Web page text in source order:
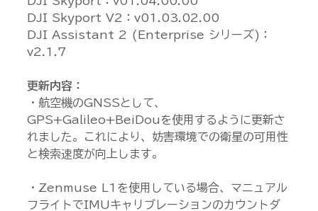
DJI Skyport V2：v01.03.02.00
DJI Assistant 2 (Enterprise シリーズ)：
v2.1.7
更新内容：
・航空機のGNSSとして、
GPS+Galileo+BeiDouを使用するように更新さ
れました。これにより、妨害環境での衛星の可用性
と検索速度が向上します。
・Zenmuse L1を使用している場合、マニュアル
フライトでIMUキャリブレーションのカウントダ